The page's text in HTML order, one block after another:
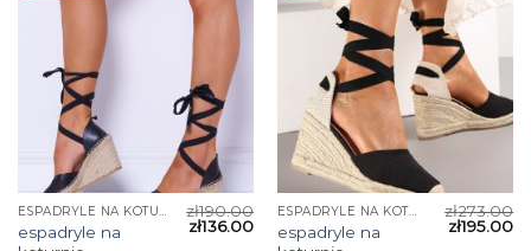
ESPADRYLE NA KOTURNIE
espadryle na
zł190.00
zł136.00
ESPADRYLE NA KOTURNIE
espadryle na
zł273.00
zł195.00